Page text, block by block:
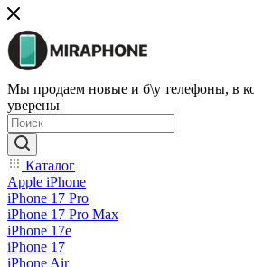
Мы продаем новые и б\у телефоны, в
уверены
Каталог
Apple iPhone
iPhone 17 Pro
iPhone 17 Pro Max
iPhone 17e
iPhone 17
iPhone Air